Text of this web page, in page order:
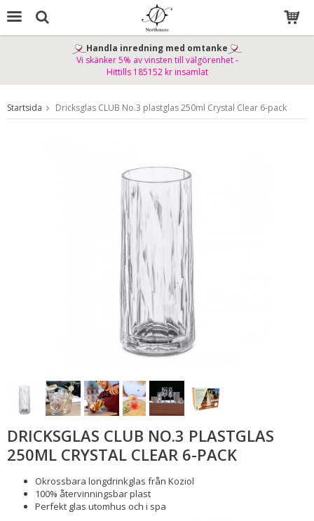
Produkten har blivit tillagd i varukorgen
Handla inredning med omtanke
Vi skänker 5% av vinsten till välgörenhet -
Hittills 185152 kr insamlat
Startsida Dricksglas CLUB No.3 plastglas 250ml Crystal Clear 6-pack
DRICKSGLAS CLUB NO.3 PLASTGLAS
250ML CRYSTAL CLEAR 6-PACK
Okrossbara longdrinkglas från Koziol
100% återvinningsbar plast
Perfekt glas utomhus och i spa